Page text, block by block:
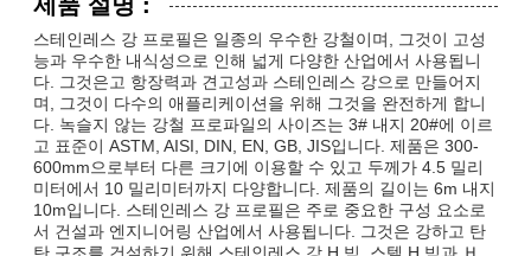
스테인레스 강 프로필은 일종의 우수한 강철이며, 그것이 고성
능과 우수한 내식성으로 인해 넓게 다양한 산업에서 사용됩니
다. 그것은고 항장력과 견고성과 스테인레스 강으로 만들어지
며, 그것이 다수의 애플리케이션을 위해 그것을 완전하게 합니
다. 녹슬지 않는 강철 프로파일의 사이즈는 3# 내지 20#에 이르
고 표준이 ASTM, AISI, DIN, EN, GB, JIS입니다. 제품은 300-
600mm으로부터 다른 크기에 이용할 수 있고 두께가 4.5 밀리
미터에서 10 밀리미터까지 다양합니다. 제품의 길이는 6m 내지
10m입니다. 스테인레스 강 프로필은 주로 중요한 구성 요소로
서 건설과 엔지니어링 산업에서 사용됩니다. 그것은 강하고 탄